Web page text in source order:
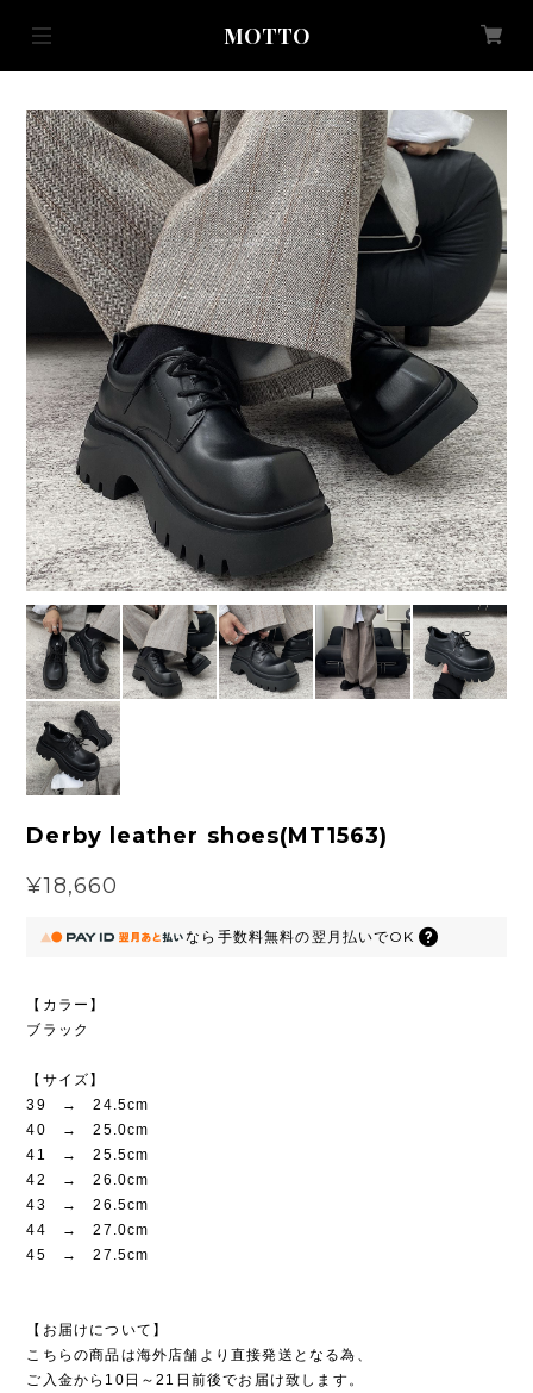
MOTTO
Derby leather shoes(MT1563)
¥18,660
なら 手数料無料の翌月払いでOK
【カラー】
ブラック
【サイズ】
39 → 24.5cm
40 → 25.0cm
41 → 25.5cm
42 → 26.0cm
43 → 26.5cm
44 → 27.0cm
45 → 27.5cm
【お届けについて】
こちらの商品は海外店舗より直接発送となる為、
ご入金から10日～21日前後でお届け致します。